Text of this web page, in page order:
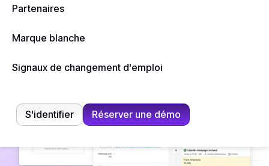
Partenaires
Marque blanche
Signaux de changement d'emploi
S'identifier Réserver une démo